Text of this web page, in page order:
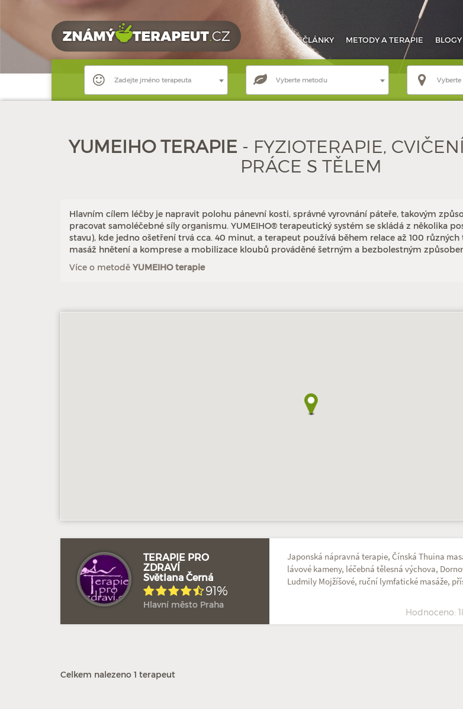
ČLÁNKY METODYA TERAPIE BLOGY
Zadejte jméno terapeuta Vyberte metodu
YUMEIHO TERAPIE - FYZIOTERAPIE,
PRÁCE S TĚLEM
Hlavním cílem léčby je napravit polohu pánevní kosti, správné vyrovnání páteře, takovým
pracovat samoléčebné síly organismu. YUMEIHO® terapeutický systém se skládá z několika
stavu), kde jedno ošetření trvá cca. 40 minut, a terapeut používá během relace až 100 různých
masáž hnětení a komprese a mobilizace kloubů prováděné šetrným a bezbolestným
Více o metodě YUMEIHO terapie
TERAPIE PRO
ZDRAVÍ
Světlana Černá
91%
Hlavní město Praha
Japonská nápravná terapie, Čínská Thuina
lávové kameny, léčebná tělesná výchova,
Ludmily Mojžíšové, ruční lymfatické masáže,
Hodnoceno:
Celkem nalezeno 1 terapeut